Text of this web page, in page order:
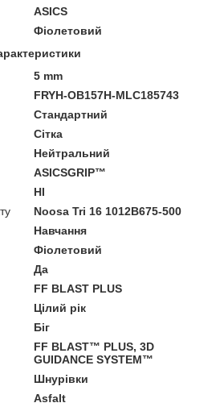
ASICS
Фіолетовий
5 mm
FRYH-OB157H-MLC185743
Стандартний
Сітка
Нейтральний
ASICSGRIP™
HI
Noosa Tri 16 1012B675-500
Навчання
Фіолетовий
Да
FF BLAST PLUS
Цілий рік
Біг
FF BLAST™ PLUS, 3D
GUIDANCE SYSTEM™
Шнурівки
Asfalt